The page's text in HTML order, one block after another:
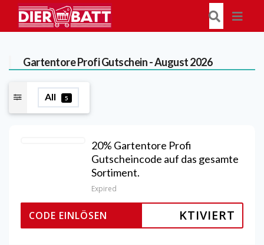
Gartentore ProfiGutschein - August 2026
All 5
20% Gartentore Profi
Gutscheincode auf das gesamte
Sortiment.
Expired
KTIVIERT
CODE EINLÖSEN